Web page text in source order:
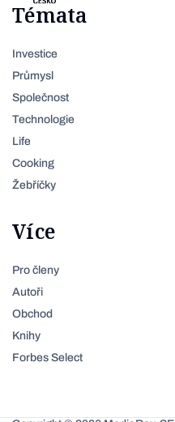
Témata
Investice
Průmysl
Společnost
Technologie
Life
Cooking
Žebříčky
Více
Pro členy
Autoři
Obchod
Knihy
Forbes Select